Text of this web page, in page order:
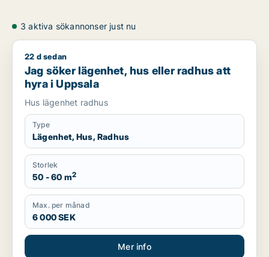
3 aktiva sökannonser just nu
Jag söker lägenhet, hus eller radhus att hyra i Uppsala
22 d sedan
Jag söker lägenhet, hus eller radhus att
hyra i Uppsala
Hus lägenhet radhus
Type
Lägenhet, Hus, Radhus
Storlek
50 - 60 m2
Max. per månad
6 000 SEK
Mer info